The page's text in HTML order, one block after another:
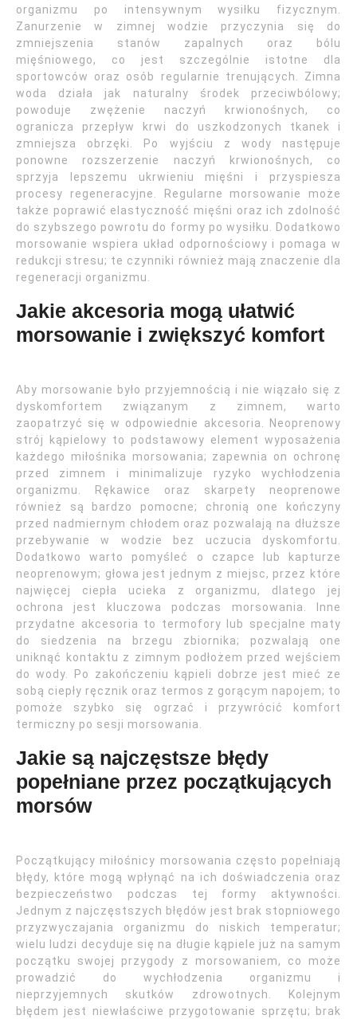
organizmu po intensywnym wysiłku fizycznym.
Zanurzenie w zimnej wodzie przyczynia się do
zmniejszenia stanów zapalnych oraz bólu
mięśniowego, co jest szczególnie istotne dla
sportowców oraz osób regularnie trenujących. Zimna
woda działa jak naturalny środek przeciwbólowy;
powoduje zwężenie naczyń krwionośnych, co
ogranicza przepływ krwi do uszkodzonych tkanek i
zmniejsza obrzęki. Po wyjściu z wody następuje
ponowne rozszerzenie naczyń krwionośnych, co
sprzyja lepszemu ukrwieniu mięśni i przyspiesza
procesy regeneracyjne. Regularne morsowanie może
także poprawić elastyczność mięśni oraz ich zdolność
do szybszego powrotu do formy po wysiłku. Dodatkowo
morsowanie wspiera układ odpornościowy i pomaga w
redukcji stresu; te czynniki również mają znaczenie dla
regeneracji organizmu.
Jakie akcesoria mogą ułatwić
morsowanie i zwiększyć komfort
Aby morsowanie było przyjemnością i nie wiązało się z
dyskomfortem związanym z zimnem, warto
zaopatrzyć się w odpowiednie akcesoria. Neoprenowy
strój kąpielowy to podstawowy element wyposażenia
każdego miłośnika morsowania; zapewnia on ochronę
przed zimnem i minimalizuje ryzyko wychłodzenia
organizmu. Rękawice oraz skarpety neoprenowe
również są bardzo pomocne; chronią one kończyny
przed nadmiernym chłodem oraz pozwalają na dłuższe
przebywanie w wodzie bez uczucia dyskomfortu.
Dodatkowo warto pomyśleć o czapce lub kapturze
neoprenowym; głowa jest jednym z miejsc, przez które
najwięcej ciepła ucieka z organizmu, dlatego jej
ochrona jest kluczowa podczas morsowania. Inne
przydatne akcesoria to termofory lub specjalne maty
do siedzenia na brzegu zbiornika; pozwalają one
uniknąć kontaktu z zimnym podłożem przed wejściem
do wody. Po zakończeniu kąpieli dobrze jest mieć ze
sobą ciepły ręcznik oraz termos z gorącym napojem; to
pomoże szybko się ogrzać i przywrócić komfort
termiczny po sesji morsowania.
Jakie są najczęstsze błędy
popełniane przez początkujących
morsów
Początkujący miłośnicy morsowania często popełniają
błędy, które mogą wpłynąć na ich doświadczenia oraz
bezpieczeństwo podczas tej formy aktywności.
Jednym z najczęstszych błędów jest brak stopniowego
przyzwyczajania organizmu do niskich temperatur;
wielu ludzi decyduje się na długie kąpiele już na samym
początku swojej przygody z morsowaniem, co może
prowadzić do wychłodzenia organizmu i
nieprzyjemnych skutków zdrowotnych. Kolejnym
błędem jest niewłaściwe przygotowanie sprzętu; brak